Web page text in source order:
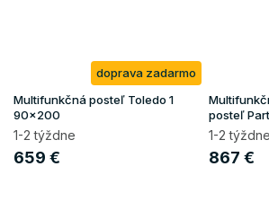
doprava zadarmo
Multifunkčná posteľ Toledo 1
90x200
1-2 týždne
659 €
posteľ
1-2 týždne
867 €